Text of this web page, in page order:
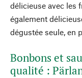
délicieuse avec les
également
dégustée seule, en
Bonbons et
qualité :